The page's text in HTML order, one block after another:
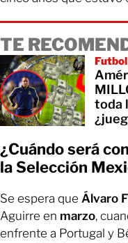
TE
toda
¿Cuándo será
la Selección
Se espera que Álvaro
Aguirre en marzo,
enfrente a Portugal y